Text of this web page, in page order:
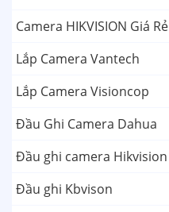
Camera HIKVISION Giá Rẻ
Lắp Camera Vantech
Lắp Camera Visioncop
Đầu Ghi Camera Dahua
Đầu ghi camera Hikvision
Đầu ghi Kbvison